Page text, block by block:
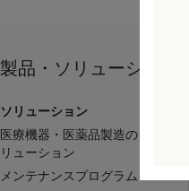
製品・ソリューション
ソリューション
医療機器・医薬品製造の OEMソ
リューション
メンテナンスプログラム